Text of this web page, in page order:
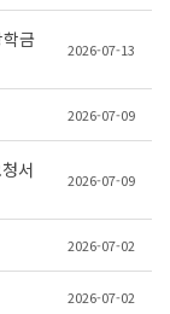
금
2026-07-13
2026-07-09
서
2026-07-09
2026-07-02
2026-07-02